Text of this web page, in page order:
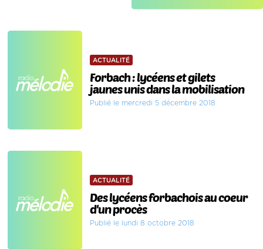
ACTUALITÉ
Forbach : lycéens et gilets
jaunes unis dans la mobilisation
Publié le mercredi 5 décembre 2018
ACTUALITÉ
Des lycéens forbachois au coeur
d'un procès
Publié le lundi 8 octobre 2018